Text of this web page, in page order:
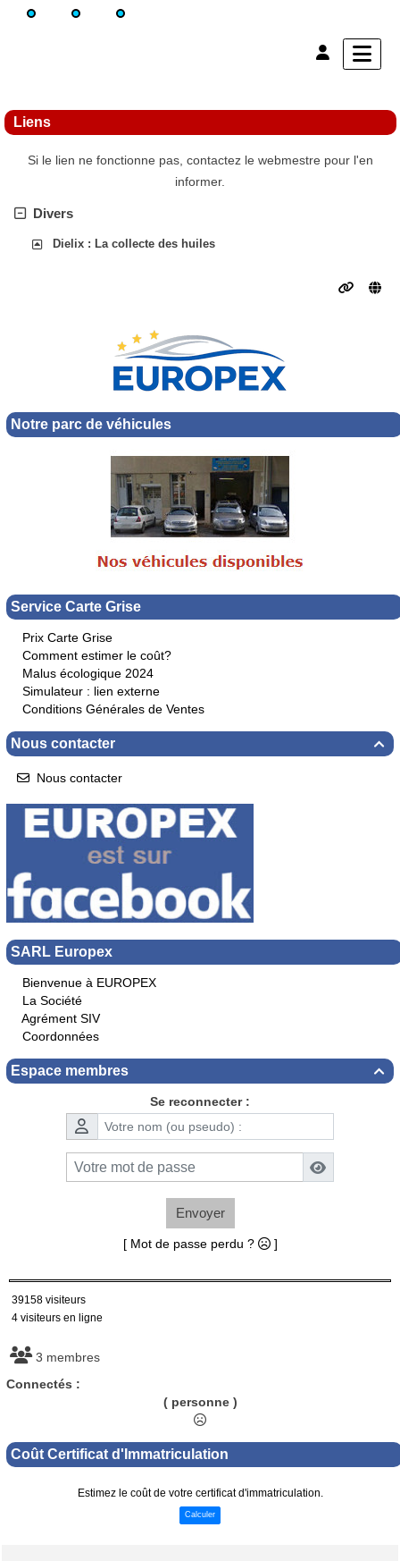
Notre parc de véhicules
Service Carte Grise
Prix Carte Grise
Comment estimer le coût?
Malus écologique 2024
Simulateur : lien externe
Conditions Générales de Ventes

Nous contacter
Nous contacter
SARL Europex
Bienvenue à EUROPEX
La Société
Agrément SIV
Coordonnées

Espace membres
Se reconnecter :
Envoyer
[ Mot de passe perdu ? ]
39158 visiteurs
4 visiteurs en ligne
3 membres
Connectés :
( personne )
Coût Certificat d'Immatriculation
Estimez le coût de votre certificat d'immatriculation.
Calculer
Liens
Si le lien ne fonctionne pas, contactez le webmestre pour l'en
informer.
Divers
Dielix : La collecte des huiles